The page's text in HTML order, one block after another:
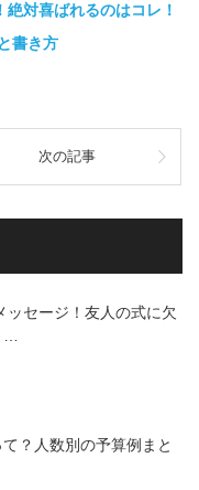
対喜ばれるのはコレ！
書き方
次の記事
ッセージ！友人の式に欠
…
？人数別の予算例まと